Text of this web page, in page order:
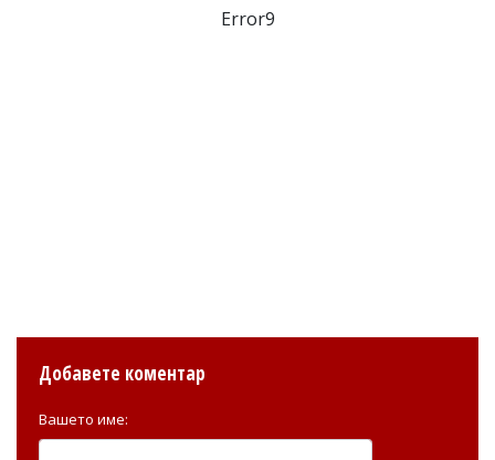
Error9
Добавете коментар
Вашето име: